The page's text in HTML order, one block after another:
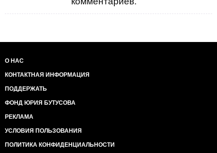
О НАС
КОНТАКТНАЯ ИНФОРМАЦИЯ
ПОДДЕРЖАТЬ
ФОНД ЮРИЯ БУТУСОВА
РЕКЛАМА
УСЛОВИЯ ПОЛЬЗОВАНИЯ
ПОЛИТИКА КОНФИДЕНЦИАЛЬНОСТИ